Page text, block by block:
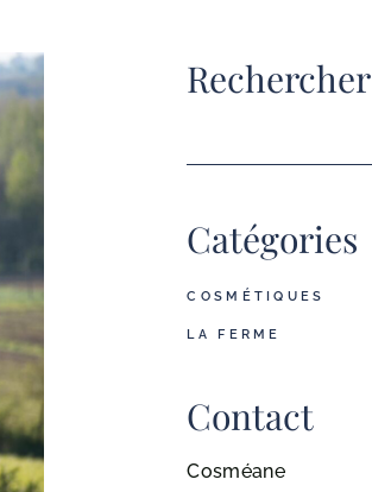
Rechercher
Catégories
COSMÉTIQUES
LA FERME
Contact
Cosméane